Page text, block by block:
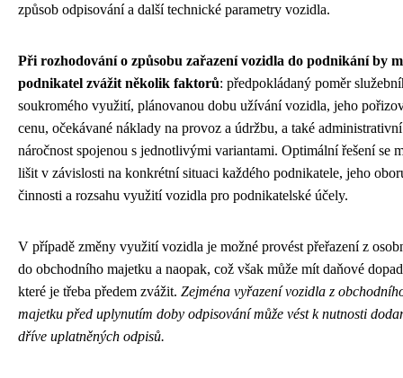
způsob odpisování a další technické parametry vozidla.
Při rozhodování o způsobu zařazení vozidla do podnikání by
podnikatel zvážit několik faktorů: předpokládaný poměr
soukromého využití, plánovanou dobu užívání vozidla, jeho
cenu, očekávané náklady na provoz a údržbu, a také administrativní
náročnost spojenou s jednotlivými variantami. Optimální řešení se
lišit v závislosti na konkrétní situaci každého podnikatele, jeho
činnosti a rozsahu využití vozidla pro podnikatelské účely.
V případě změny využití vozidla je možné provést přeřazení z
do obchodního majetku a naopak, což však může mít daňové
které je třeba předem zvážit. Zejména vyřazení vozidla z
majetku před uplynutím doby odpisování může vést k nutnosti
dříve uplatněných odpisů.